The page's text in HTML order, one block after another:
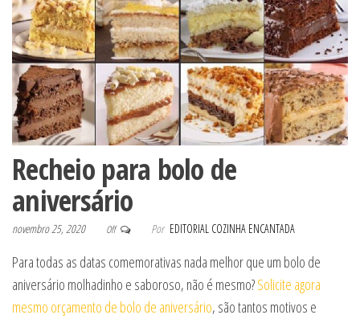
Recheio para bolo de
aniversário
novembro 25, 2020 Off Por EDITORIAL COZINHA ENCANTADA
Para todas as datas comemorativas nada melhor que um bolo de
aniversário molhadinho e saboroso, não é mesmo?Solicite agora
mesmo orçamento de bolo de aniversário, são tantos motivos e